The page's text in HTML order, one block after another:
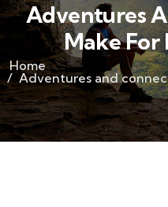
Adventures
Make
Home
Adventures and